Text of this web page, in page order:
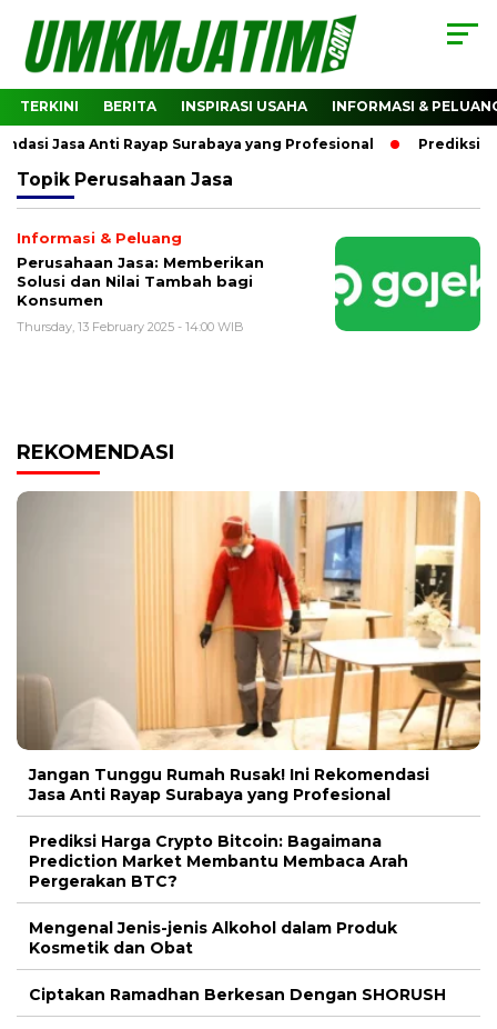
TERKINI BERITA INSPIRASI USAHA INFORMASI &
Jasa Anti Rayap Surabaya yang Profesional Prediksi
Topik Perusahaan Jasa
Informasi & Peluang
Perusahaan Jasa: Memberikan
Solusi dan Nilai Tambah bagi
Konsumen
Thursday, 13 February 2025 - 14:00 WIB
REKOMENDASI
Jangan Tunggu Rumah Rusak! Ini Rekomendasi
Jasa Anti Rayap Surabaya yang Profesional
Prediksi Harga Crypto Bitcoin: Bagaimana
Prediction Market Membantu Membaca Arah
Pergerakan BTC?
Mengenal Jenis-jenis Alkohol dalam Produk
Kosmetik dan Obat
Ciptakan Ramadhan Berkesan Dengan SHORUSH